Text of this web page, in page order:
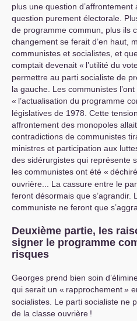
plus une question
question purement électorale.
de programme commun, plus ils
changement se ferait d’en haut,
communistes et socialistes, et
comptait devenait « l’utilité du
permettre au parti socialiste de
la gauche. Les communistes
« l’actualisation du programme
législatives de 1978. Cette
affrontement des monopoles
contradictions de communistes
ministres et participation aux
des sidérurgistes qui représente
les communistes ont été «
ouvrière... La cassure entre le
feront désormais que s’agrandir.
communiste ne feront que
Deuxième partie, les
signer le programme
risques
Georges prend bien soin
qui serait un « rapprochement»
socialistes. Le parti socialiste ne
de la classe ouvrière !